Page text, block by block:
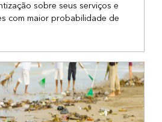
sobre seus serviços e
com maior probabilidade de